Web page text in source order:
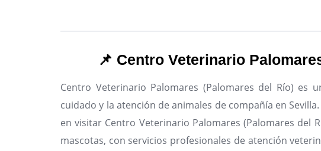
📌 Centro Veterinario
Centro Veterinario Palomares (Palomares del Río) es
cuidado y la atención de animales de compañía en Sevilla.
en visitar Centro Veterinario Palomares (Palomares del
mascotas, con servicios profesionales de atención